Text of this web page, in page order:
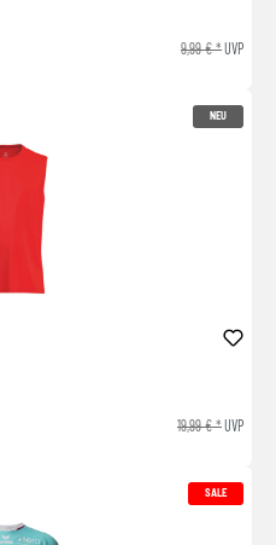
9,99 € *UVP
NEU
19,99 € *UVP
SALE